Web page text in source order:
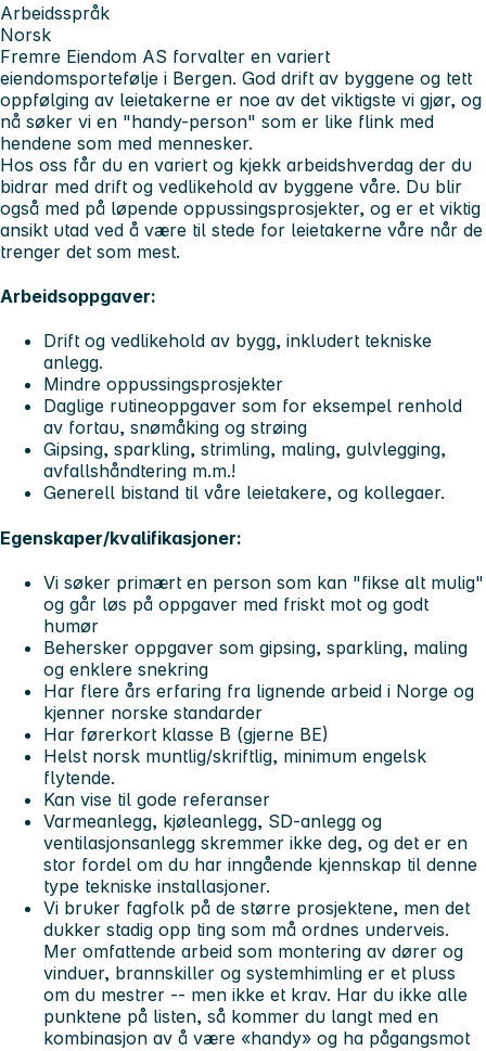
Arbeidsspråk
Norsk
Fremre Eiendom AS forvalter en variert
eiendomsportefølje i Bergen. God drift av byggene og tett
oppfølging av leietakerne er noe av det viktigste vi gjør, og
nå søker vi en "handy-person" som er like flink med
hendene som med mennesker.
Hos oss får du en variert og kjekk arbeidshverdag der du
bidrar med drift og vedlikehold av byggene våre. Du blir
også med på løpende oppussingsprosjekter, og er et viktig
ansikt utad ved å være til stede for leietakerne våre når de
trenger det som mest.
Arbeidsoppgaver:
Drift og vedlikehold av bygg, inkludert tekniske
anlegg.
Mindre oppussingsprosjekter
Daglige rutineoppgaver som for eksempel renhold
av fortau, snømåking og strøing
Gipsing, sparkling, strimling, maling, gulvlegging,
avfallshåndtering m.m.!
Generell bistand til våre leietakere, og kollegaer.
Egenskaper/kvalifikasjoner:
Vi søker primært en person som kan "fikse alt mulig"
og går løs på oppgaver med friskt mot og godt
humør
Behersker oppgaver som gipsing, sparkling, maling
og enklere snekring
Har flere års erfaring fra lignende arbeid i Norge og
kjenner norske standarder
Har førerkort klasse B (gjerne BE)
Helst norsk muntlig/skriftlig, minimum engelsk
flytende.
Kan vise til gode referanser
Varmeanlegg, kjøleanlegg, SD-anlegg og
ventilasjonsanlegg skremmer ikke deg, og det er en
stor fordel om du har inngående kjennskap til denne
type tekniske installasjoner.
Vi bruker fagfolk på de større prosjektene, men det
dukker stadig opp ting som må ordnes underveis.
Mer omfattende arbeid som montering av dører og
vinduer, brannskiller og systemhimling er et pluss
om du mestrer -- men ikke et krav. Har du ikke alle
punktene på listen, så kommer du langt med en
kombinasjon av å være «handy» og ha pågangsmot